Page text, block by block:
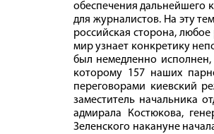
обеспечения дальнейшего
для журналистов. На эту
российская сторона,
мир узнает конкретику
был немедленно
которому 157 наших
переговорами киевский
заместитель начальника
адмирала Костюкова,
Зеленского накануне